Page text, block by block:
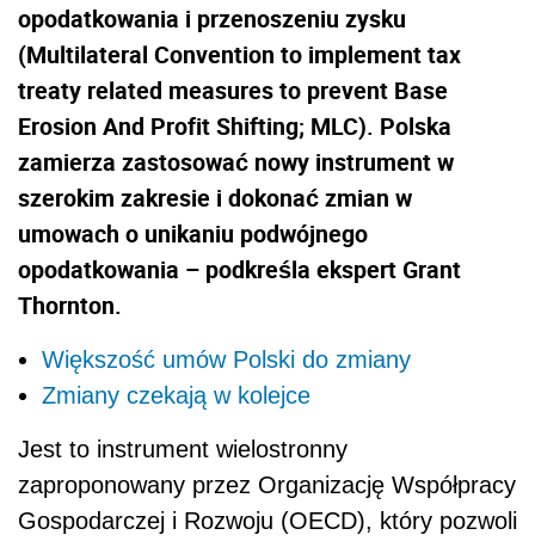
opodatkowania i przenoszeniu zysku
(Multilateral Convention to implement tax
treaty related measures to prevent Base
Erosion And Profit Shifting; MLC). Polska
zamierza zastosować nowy instrument w
szerokim zakresie i dokonać zmian w
umowach o unikaniu podwójnego
opodatkowania – podkreśla ekspert Grant
Thornton.
Większość umów Polski do zmiany
Zmiany czekają w kolejce
Jest to instrument wielostronny
zaproponowany przez Organizację Współpracy
Gospodarczej i Rozwoju (OECD), który pozwoli